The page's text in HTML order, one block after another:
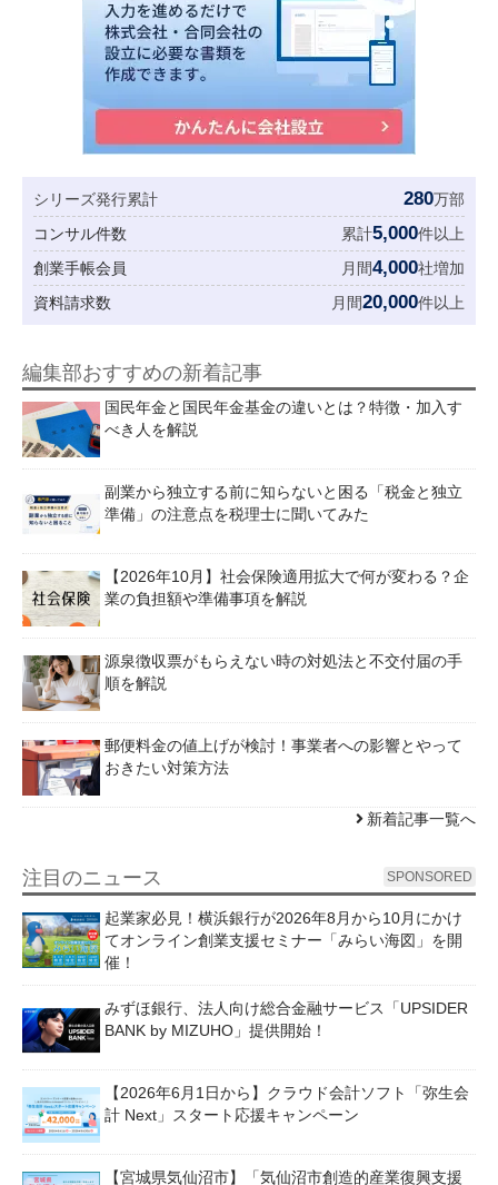
シリーズ発行累計 280万部
コンサル件数
累計5,000件以上
創業手帳会員
月間4,000社増加
資料請求数
月間20,000件以上
編集部おすすめの新着記事
国民年金と国民年金基金の違いとは？特徴・加入す
べき人を解説
副業から独立する前に知らないと困る「税金と独立
準備」の注意点を税理士に聞いてみた
【2026年10月】社会保険適用拡大で何が変わる？企
業の負担額や準備事項を解説
源泉徴収票がもらえない時の対処法と不交付届の手
順を解説
郵便料金の値上げが検討！事業者への影響とやって
おきたい対策方法
新着記事一覧へ
注目のニュース SPONSORED
起業家必見！横浜銀行が2026年8月から10月にかけ
てオンライン創業支援セミナー「みらい海図」を開
催！
みずほ銀行、法人向け総合金融サービス「UPSIDER
BANK by MIZUHO」提供開始！
【2026年6月1日から】クラウド会計ソフト「弥生会
計 Next」スタート応援キャンペーン
【宮城県気仙沼市】「気仙沼市創造的産業復興支援